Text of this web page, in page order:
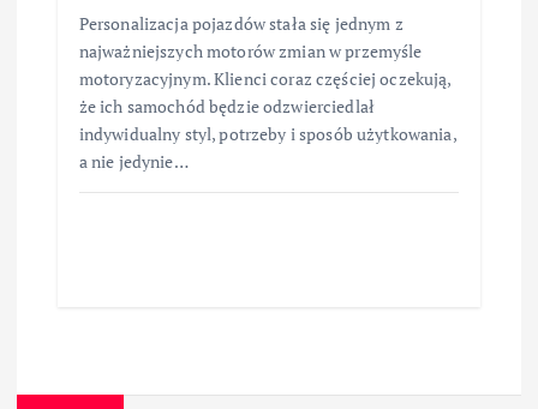
Personalizacja pojazdów stała się jednym z
najważniejszych motorów zmian w przemyśle
motoryzacyjnym. Klienci coraz częściej oczekują,
że ich samochód będzie odzwierciedlał
indywidualny styl, potrzeby i sposób użytkowania,
a nie jedynie…